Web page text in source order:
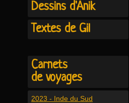
Dessins d'Anik
Textes de Gil
Carnets
de voyages
2023 - Inde du Sud